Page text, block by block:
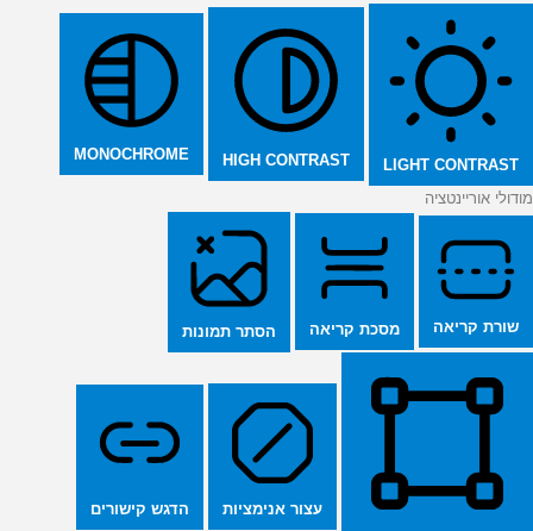
LIGHT CONTRAST
HIGH CONTRAST
MONOCHROME
מודולי אוריינטציה
שורת קריאה מסכת קריאה הסתר תמונות
עצור אנימציות הדגש קישורים